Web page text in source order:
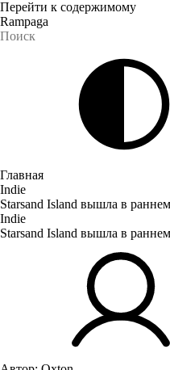
Перейти к содержимому
Rampaga
Главная
Indie
Starsand Island вышла в
Indie
Starsand Island вышла в